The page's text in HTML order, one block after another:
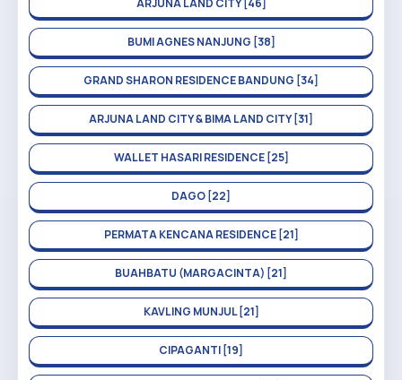
ARJUNA LAND CITY [46]
BUMI AGNES NANJUNG [38]
GRAND SHARON RESIDENCE BANDUNG [34]
ARJUNA LAND CITY & BIMA LAND CITY [31]
WALLET HASARI RESIDENCE [25]
DAGO [22]
PERMATA KENCANA RESIDENCE [21]
BUAHBATU (MARGACINTA) [21]
KAVLING MUNJUL [21]
CIPAGANTI [19]